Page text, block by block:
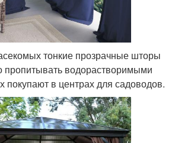
тонкие прозрачные шторы
пропитывать водорастворимыми
покупают в центрах для садоводов.